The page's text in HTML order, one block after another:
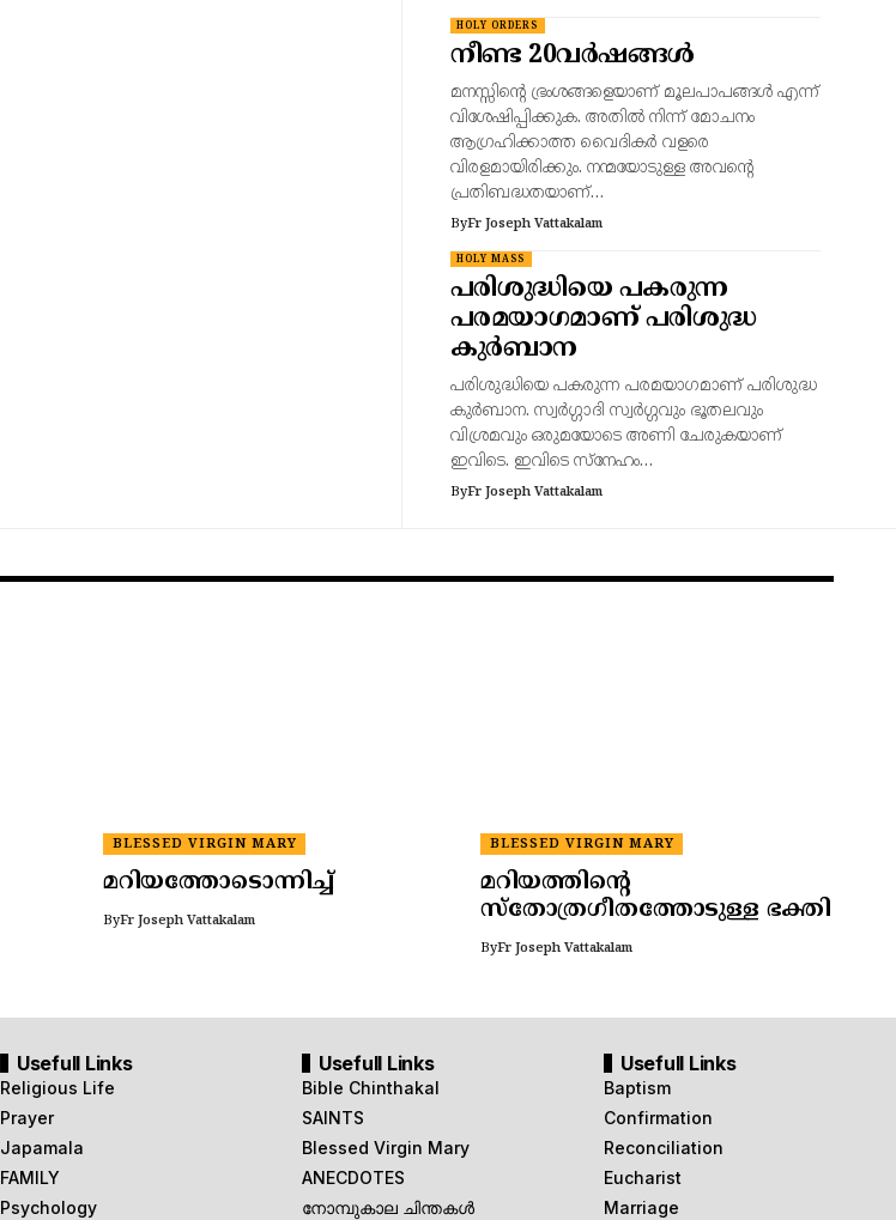
HOLY ORDERS
നീണ്ട 20വർഷങ്ങൾ
മനസ്സിന്റെ ഭ്രംശങ്ങളെയാണ് മൂലപാപങ്ങൾ എന്ന്
വിശേഷിപ്പിക്കുക. അതിൽ നിന്ന് മോചനം
ആഗ്രഹിക്കാത്ത വൈദികർ വളരെ
വിരളമായിരിക്കും. നന്മയോടുള്ള അവന്റെ
പ്രതിബദ്ധതയാണ്…
ByFr Joseph Vattakalam
HOLY MASS
പരിശുദ്ധിയെ പകരുന്ന
പരമയാഗമാണ് പരിശുദ്ധ
കുർബാന
പരിശുദ്ധിയെ പകരുന്ന പരമയാഗമാണ് പരിശുദ്ധ
കുർബാന. സ്വർഗ്ഗാദി സ്വർഗ്ഗവും ഭൂതലവും
വിശ്രമവും ഒരുമയോടെ അണി ചേരുകയാണ്
ഇവിടെ. ഇവിടെ സ്നേഹം…
ByFr Joseph Vattakalam
BLESSED VIRGIN MARY
മറിയത്തോടൊന്നിച്ച്
ByFr Joseph Vattakalam
BLESSED VIRGIN MARY
മറിയത്തിന്റെ
സ്തോത്രഗീതത്തോടുള്ള ഭക്തി
ByFr Joseph Vattakalam
Usefull Links
Religious Life
Prayer
Japamala
FAMILY
Psychology
Usefull Links
Bible Chinthakal
SAINTS
Blessed Virgin Mary
ANECDOTES
നോമ്പുകാല ചിന്തകൾ
Usefull Links
Baptism
Confirmation
Reconciliation
Eucharist
Marriage